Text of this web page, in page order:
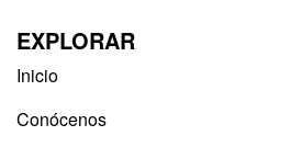
EXPLORAR
Inicio
Conócenos